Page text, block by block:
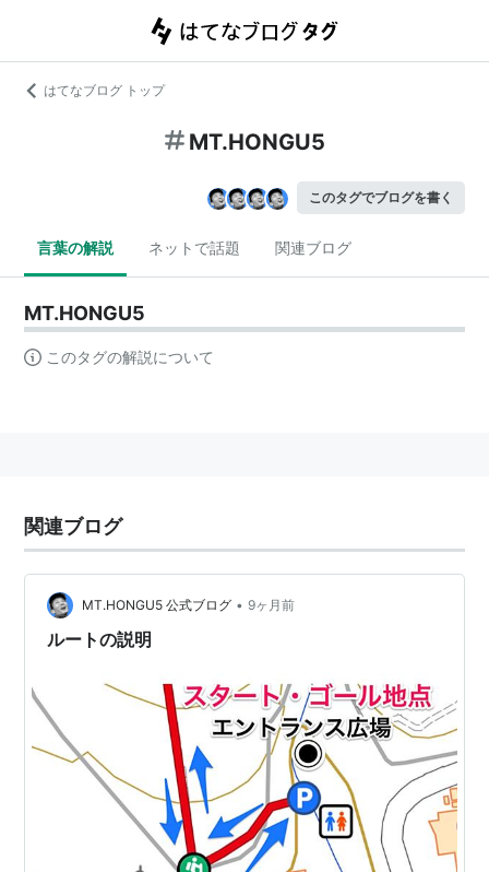
はてなブログ トップ
MT.HONGU5
このタグでブログを書く
言葉の解説 ネットで話題 関連ブログ
MT.HONGU5
このタグの解説について
関連ブログ
MT.HONGU5 公式ブログ • 9ヶ月前
ルートの説明